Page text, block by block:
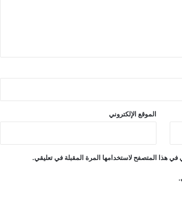
الموقع الإلكتروني
في هذا المتصفح لاستخدامها المرة المقبلة في تعليقي.